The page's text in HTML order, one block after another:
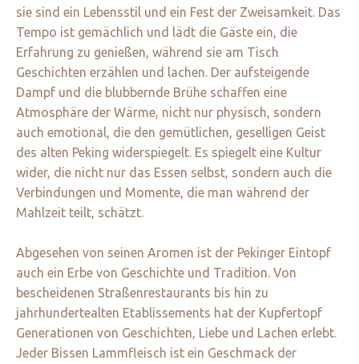
sie sind ein Lebensstil und ein Fest der Zweisamkeit. Das
Tempo ist gemächlich und lädt die Gäste ein, die
Erfahrung zu genießen, während sie am Tisch
Geschichten erzählen und lachen. Der aufsteigende
Dampf und die blubbernde Brühe schaffen eine
Atmosphäre der Wärme, nicht nur physisch, sondern
auch emotional, die den gemütlichen, geselligen Geist
des alten Peking widerspiegelt. Es spiegelt eine Kultur
wider, die nicht nur das Essen selbst, sondern auch die
Verbindungen und Momente, die man während der
Mahlzeit teilt, schätzt.
Abgesehen von seinen Aromen ist der Pekinger Eintopf
auch ein Erbe von Geschichte und Tradition. Von
bescheidenen Straßenrestaurants bis hin zu
jahrhundertealten Etablissements hat der Kupfertopf
Generationen von Geschichten, Liebe und Lachen erlebt.
Jeder Bissen Lammfleisch ist ein Geschmack der